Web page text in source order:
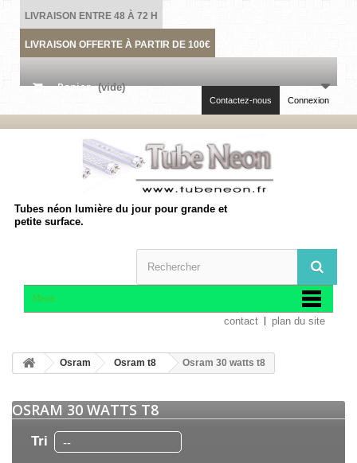
LIVRAISON ENTRE 48 À 72 H
LIVRAISON OFFERTE À PARTIR DE 100€
Panier (vide)
Connexion
Contactez-nous
Tubes néon lumière du jour pour grande et
petite surface.
Menu
contact plan du site
Osram Osram t8 Osram 30 watts t8
OSRAM 30 WATTS T8
Tri --